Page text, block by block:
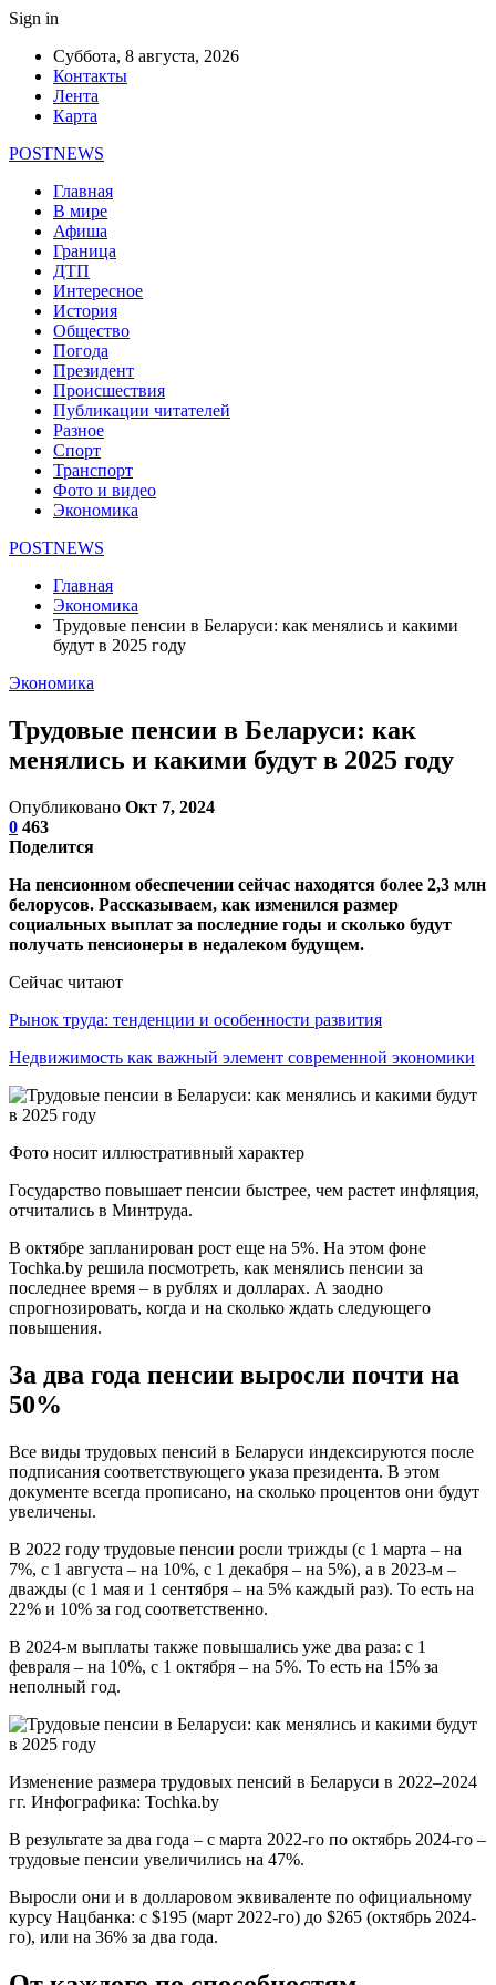
Sign in
Суббота, 8 августа, 2026
Контакты
Лента
Карта
POSTNEWS
Главная
В мире
Афиша
Граница
ДТП
Интересное
История
Общество
Погода
Президент
Происшествия
Публикации читателей
Разное
Спорт
Транспорт
Фото и видео
Экономика
POSTNEWS
Главная
Экономика
Трудовые пенсии в Беларуси: как менялись и какими
будут в 2025 году
Экономика
Трудовые пенсии в Беларуси: как
менялись и какими будут в 2025 году
Опубликовано Окт 7, 2024
0 463
Поделится
На пенсионном обеспечении сейчас находятся более 2,3 млн
белорусов. Рассказываем, как изменился размер
социальных выплат за последние годы и сколько будут
получать пенсионеры в недалеком будущем.
Сейчас читают
Рынок труда: тенденции и особенности развития
Недвижимость как важный элемент современной экономики
Фото носит иллюстративный характер
Государство повышает пенсии быстрее, чем растет инфляция,
отчитались в Минтруда.
В октябре запланирован рост еще на 5%. На этом фоне
Tochka.by решила посмотреть, как менялись пенсии за
последнее время – в рублях и долларах. А заодно
спрогнозировать, когда и на сколько ждать следующего
повышения.
За два года пенсии выросли почти на
50%
Все виды трудовых пенсий в Беларуси индексируются после
подписания соответствующего указа президента. В этом
документе всегда прописано, на сколько процентов они будут
увеличены.
В 2022 году трудовые пенсии росли трижды (с 1 марта – на
7%, с 1 августа – на 10%, с 1 декабря – на 5%), а в 2023-м –
дважды (с 1 мая и 1 сентября – на 5% каждый раз). То есть на
22% и 10% за год соответственно.
В 2024-м выплаты также повышались уже два раза: с 1
февраля – на 10%, с 1 октября – на 5%. То есть на 15% за
неполный год.
Изменение размера трудовых пенсий в Беларуси в 2022–2024
гг. Инфографика: Tochka.by
В результате за два года – с марта 2022-го по октябрь 2024-го –
трудовые пенсии увеличились на 47%.
Выросли они и в долларовом эквиваленте по официальному
курсу Нацбанка: с $195 (март 2022-го) до $265 (октябрь 2024-
го), или на 36% за два года.